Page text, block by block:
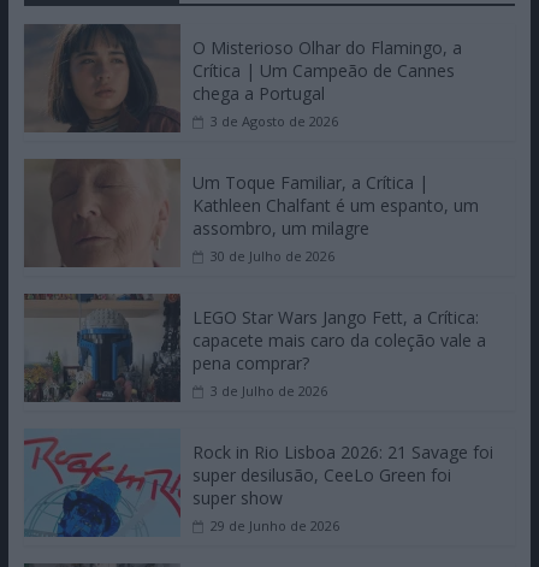
O Misterioso Olhar do Flamingo, a
Crítica | Um Campeão de Cannes
chega a Portugal
3 de Agosto de 2026
Um Toque Familiar, a Crítica |
Kathleen Chalfant é um espanto, um
assombro, um milagre
30 de Julho de 2026
LEGO Star Wars Jango Fett, a Crítica:
capacete mais caro da coleção vale a
pena comprar?
3 de Julho de 2026
Rock in Rio Lisboa 2026: 21 Savage foi
super desilusão, CeeLo Green foi
super show
29 de Junho de 2026